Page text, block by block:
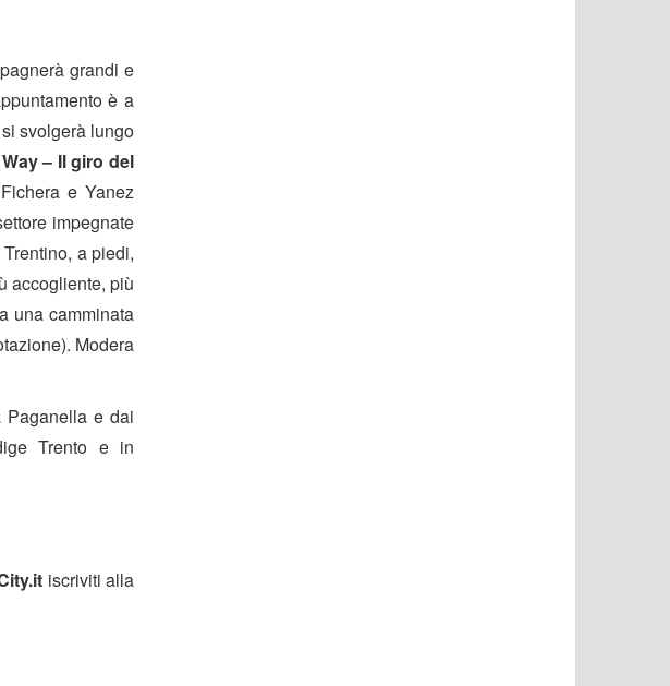
grandi e
è a
svolgerà lungo
– Il giro del
e Yanez
impegnate
a piedi,
accogliente, più
una camminata
Modera
Paganella e dai
Trento e in
iscriviti alla